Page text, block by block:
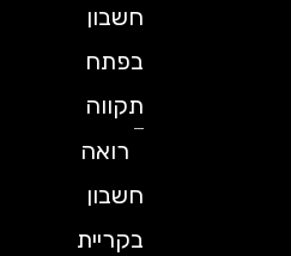
חשבון
בפתח
תקווה
רואה
חשבון
בקריית